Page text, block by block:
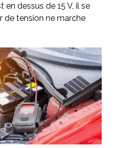
en dessus de 15 V, il se
de tension ne marche